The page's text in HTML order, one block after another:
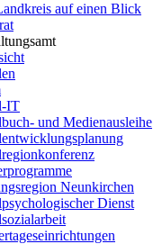
auf einen Blick
IT
und Medienausleihe
Neunkirchen
Dienst